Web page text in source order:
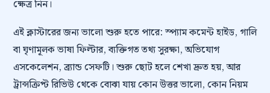
ক্ষেত্র নিন।
এই ক্লাস্টারের জন্য ভালো শুরু হতে পারে: স্প্যাম কমেন্ট হাইড, গালি
বা ঘৃণামূলক ভাষা ফিল্টার, ব্যক্তিগত তথ্য সুরক্ষা, অভিযোগ
এসকেলেশন, ব্র্যান্ড সেফটি। শুরু ছোট হলে শেখা দ্রুত হয়, আর
ট্রান্সক্রিপ্ট রিভিউ থেকে বোঝা যায় কোন উত্তর ভালো, কোন নিয়ম